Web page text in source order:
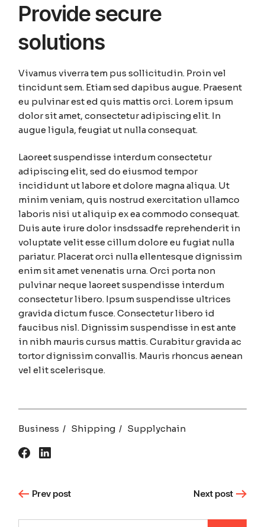
Provide secure
solutions
Vivamus viverra tem pus sollicitudin. Proin vel
tincidunt sem. Etiam sed dapibus augue. Praesent
eu pulvinar est ed quis mattis orci. Lorem ipsum
dolor sit amet, consectetur adipiscing elit. In
augue ligula, feugiat ut nulla consequat.
Laoreet suspendisse interdum consectetur
adipiscing elit, sed do eiusmod tempor
incididunt ut labore et dolore magna aliqua. Ut
minim veniam, quis nostrud exercitation ullamco
laboris nisi ut aliquip ex ea commodo consequat.
Duis aute irure dolor insdssadfe reprehenderit in
voluptate velit esse cillum dolore eu fugiat nulla
pariatur. Placerat orci nulla ellentesque dignissim
enim sit amet venenatis urna. Orci porta non
pulvinar neque laoreet suspendisse interdum
consectetur libero. Ipsum suspendisse ultrices
gravida dictum fusce. Consectetur libero id
faucibus nisl. Dignissim suspendisse in est ante
in nibh mauris cursus mattis. Curabitur gravida ac
tortor dignissim convallis. Mauris rhoncus aenean
vel elit scelerisque.
Business Shipping Supplychain
Prev post Next post